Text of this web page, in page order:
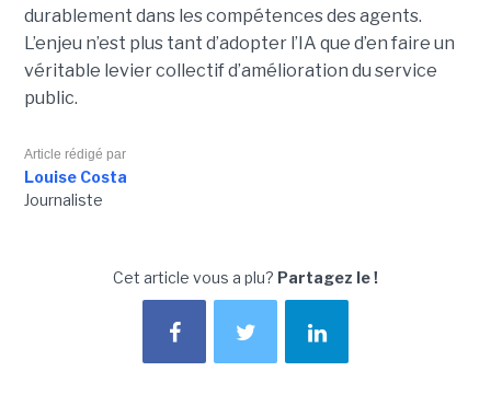
durablement dans les compétences des agents.
L’enjeu n’est plus tant d’adopter l’IA que d’en faire un
véritable levier collectif d’amélioration du service
public.
Article rédigé par
Louise Costa
Journaliste
Cet article vous a plu? Partagez le !